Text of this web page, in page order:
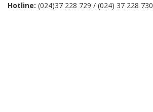
Hotline: (024)37 228 729 / (024) 37 228 730